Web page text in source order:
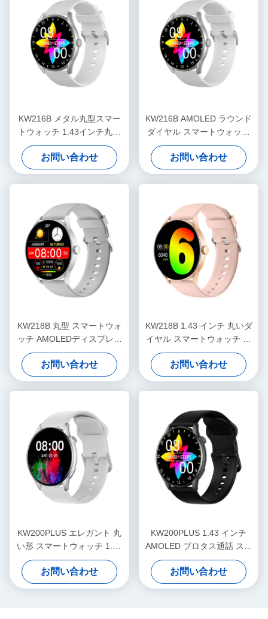
KW216B メタル丸型スマー
トウォッチ 1.43インチ丸ダ
イヤル スタイリッシュスマ
ートウォッチ
お問い合わせ
KW216B AMOLED ラウンド
ダイヤル スマートウォッチ
健身追跡用 OEM ODM
お問い合わせ
KW218B 丸型 スマートウォ
ッチ AMOLEDディスプレイ
スタイリッシュ スマートウ
ォッチ 女性用
お問い合わせ
KW218B 1.43 インチ 丸いダ
イヤル スマートウォッチ ア
モールドディスプレイ スタ
イリッシュ 女性のスマート
ウォッチ
お問い合わせ
KW200PLUS エレガント 丸
い形 スマートウォッチ 1.43
インチ 健康モニタリング ス
マートウォッチ
お問い合わせ
KW200PLUS 1.43 インチ
AMOLED ブロタス通話 スマ
ートウォッチ IP68 防水
お問い合わせ